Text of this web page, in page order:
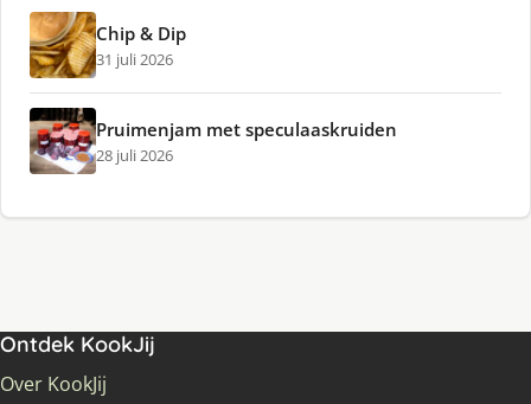
Chip & Dip
31 juli 2026
Pruimenjam met speculaaskruiden
28 juli 2026
Ontdek KookJij
Over KookJij